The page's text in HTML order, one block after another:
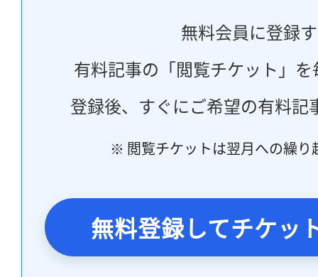
無料会員に登録
有料記事の「閲覧チケット」
登録後、すぐにご希望の有料記
※ 閲覧チケットは翌月への繰り
無料登録してチケッ